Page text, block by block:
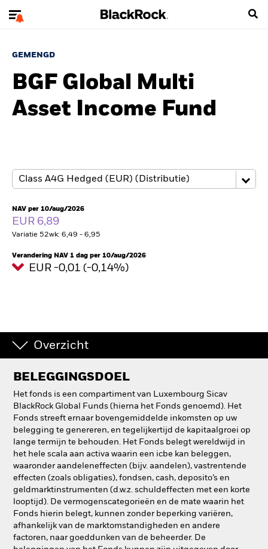
GEMENGD
BGF Global Multi
Asset Income Fund
NAV per 10/aug/2026
EUR 6,89
Variatie 52wk: 6,49 - 6,95
Verandering NAV 1 dag per 10/aug/2026
EUR -0,01 (-0,14%)
Overzicht
BELEGGINGSDOEL
Het fonds is een compartiment van Luxembourg Sicav
BlackRock Global Funds (hierna het Fonds genoemd). Het
Fonds streeft ernaar bovengemiddelde inkomsten op uw
belegging te genereren, en tegelijkertijd de kapitaalgroei op
lange termijn te behouden. Het Fonds belegt wereldwijd in
het hele scala aan activa waarin een icbe kan beleggen,
waaronder aandeleneffecten (bijv. aandelen), vastrentende
effecten (zoals obligaties), fondsen, cash, deposito’s en
geldmarktinstrumenten (d.w.z. schuldeffecten met een korte
looptijd). De vermogenscategorieën en de mate waarin het
Fonds hierin belegt, kunnen zonder beperking variëren,
afhankelijk van de marktomstandigheden en andere
factoren, naar goeddunken van de beheerder. De